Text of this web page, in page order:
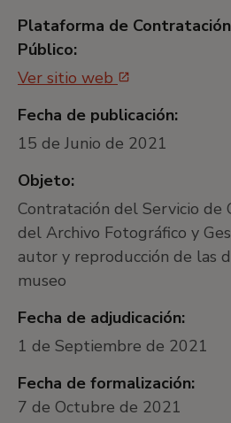
Plataforma de
Público:
Ver sitio web
Fecha de publicación:
15 de Junio de 2021
Objeto:
Contratación del Servicio de
del Archivo Fotográfico y
autor y reproducción de las
museo
Fecha de adjudicación:
1 de Septiembre de 2021
Fecha de formalización:
7 de Octubre de 2021